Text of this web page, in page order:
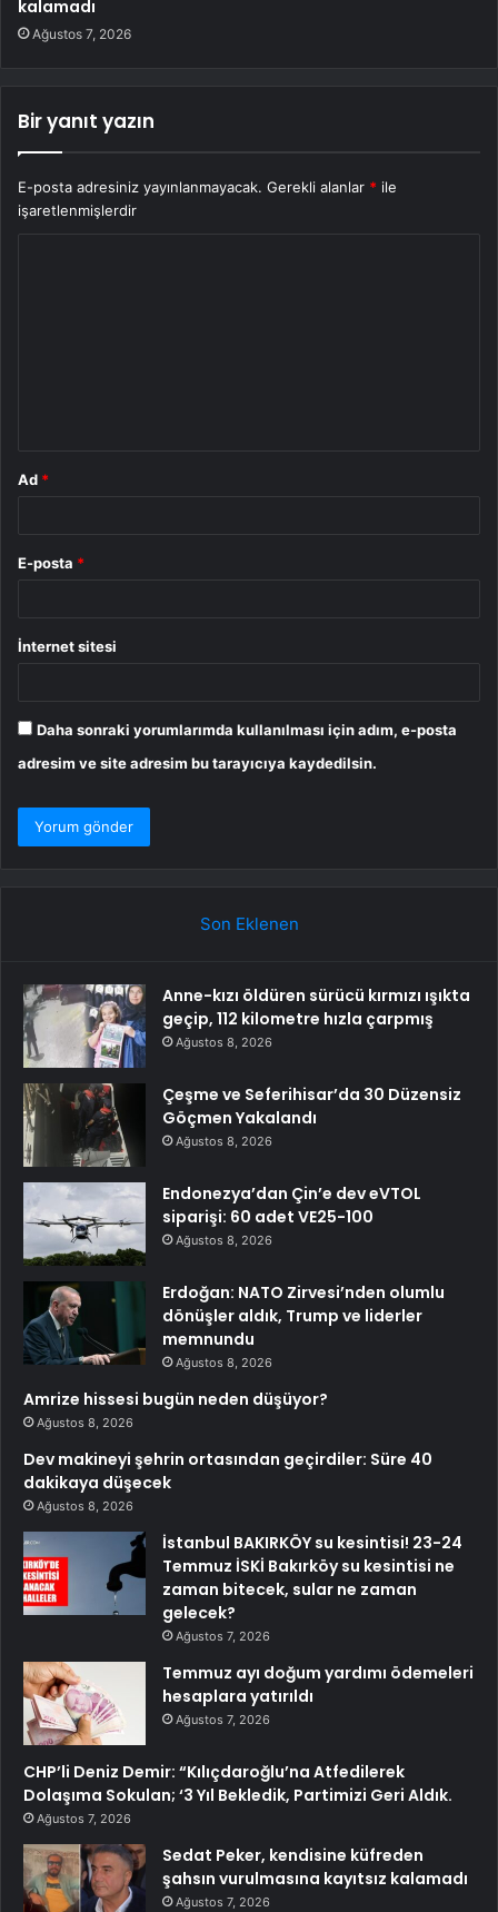
kalamadı
Ağustos 7, 2026
Bir yanıt yazın
E-posta adresiniz yayınlanmayacak. Gerekli alanlar * ile
işaretlenmişlerdir
Ad *
E-posta *
İnternet sitesi
Daha sonraki yorumlarımda kullanılması için adım, e-posta
adresim ve site adresim bu tarayıcıya kaydedilsin.
Son Eklenen
Anne-kızı öldüren sürücü kırmızı ışıkta
geçip, 112 kilometre hızla çarpmış
Ağustos 8, 2026
Çeşme ve Seferihisar’da 30 Düzensiz
Göçmen Yakalandı
Ağustos 8, 2026
Endonezya’dan Çin’e dev eVTOL
siparişi: 60 adet VE25-100
Ağustos 8, 2026
Erdoğan: NATO Zirvesi’nden olumlu
dönüşler aldık, Trump ve liderler
memnundu
Ağustos 8, 2026
Amrize hissesi bugün neden düşüyor?
Ağustos 8, 2026
Dev makineyi şehrin ortasından geçirdiler: Süre 40
dakikaya düşecek
Ağustos 8, 2026
İstanbul BAKIRKÖY su kesintisi! 23-24
Temmuz İSKİ Bakırköy su kesintisi ne
zaman bitecek, sular ne zaman
gelecek?
Ağustos 7, 2026
Temmuz ayı doğum yardımı ödemeleri
hesaplara yatırıldı
Ağustos 7, 2026
CHP’li Deniz Demir: “Kılıçdaroğlu’na Atfedilerek
Dolaşıma Sokulan; ‘3 Yıl Bekledik, Partimizi Geri Aldık.
Ağustos 7, 2026
Sedat Peker, kendisine küfreden
şahsın vurulmasına kayıtsız kalamadı
Ağustos 7, 2026